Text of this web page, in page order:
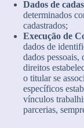
Dados de
determinados
cadastrados;
Execução de
dados de
dados pessoais,
direitos
o titular se
específicos
vínculos
parcerias,